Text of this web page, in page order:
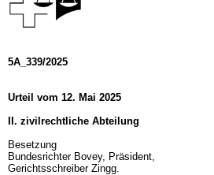
5A_339/2025
Urteil vom 12. Mai 2025
II. zivilrechtliche Abteilung
Besetzung
Bundesrichter Bovey, Präsident,
Gerichtsschreiber Zingg.